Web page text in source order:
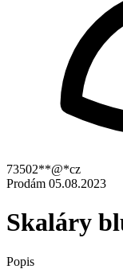
73502**@*cz
Prodám 05.08.2023
Skaláry
Popis